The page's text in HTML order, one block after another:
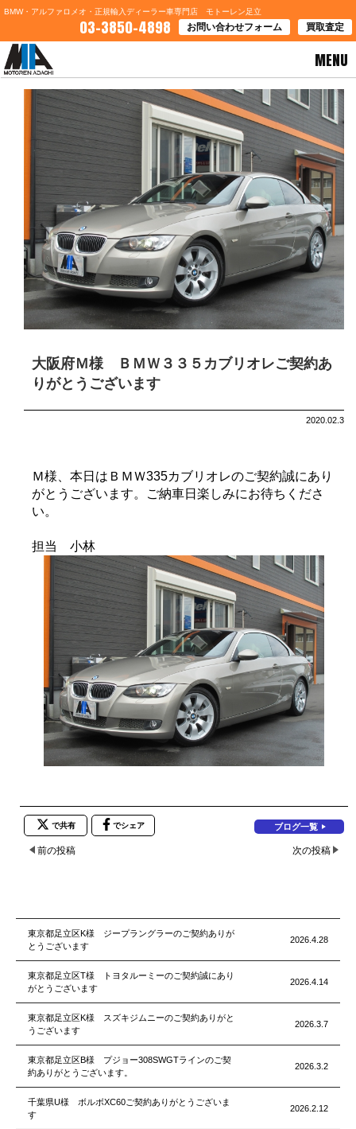
BMW・アルファロメオ・正規輸入ディーラー車専門店 モトーレン足立
03-3850-4898 お問い合わせフォーム 買取査定
MENU
HOME>ブログ一覧
大阪府Ｍ様 ＢＭＷ３３５カブリオレご契約あ
りがとうございます
2020.02.3
Ｍ様、本日はＢＭＷ335カブリオレのご契約誠にあり
がとうございます。ご納車日楽しみにお待ちくださ
い。
担当 小林
で共有 でシェア ブログ一覧
前の投稿 次の投稿
東京都足立区K様 ジープラングラーのご契約ありが
とうございます
2026.4.28
東京都足立区T様 トヨタルーミーのご契約誠にあり
がとうございます
2026.4.14
東京都足立区K様 スズキジムニーのご契約ありがと
うございます
2026.3.7
東京都足立区B様 プジョー308SWGTラインのご契
約ありがとうございます。
2026.3.2
千葉県U様 ボルボXC60ご契約ありがとうございま
す
2026.2.12